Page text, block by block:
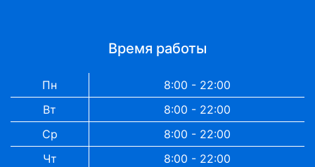
Время работы
Пн
8:00 - 22:00
Вт
8:00 - 22:00
Ср
8:00 - 22:00
Чт
8:00 - 22:00